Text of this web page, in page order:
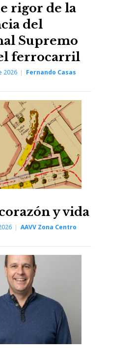
rigor de la
del
Supremo
ferrocarril
2026 Fernando Casas
y vida
AAVV Zona Centro